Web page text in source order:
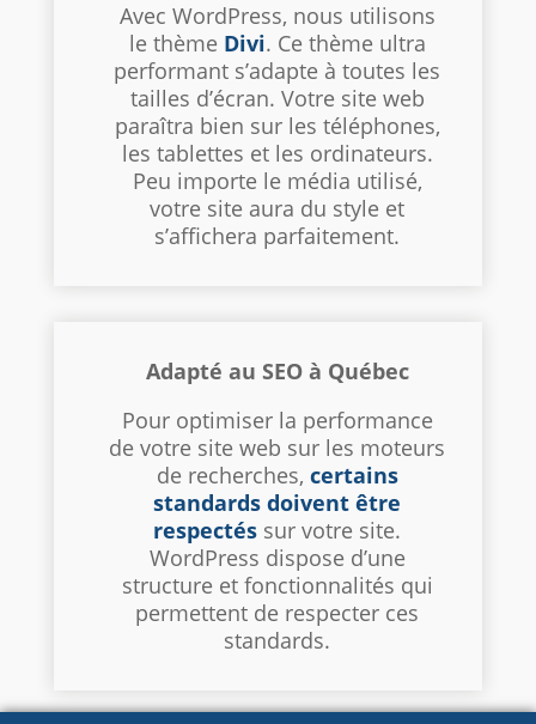
Avec WordPress, nous utilisons
le thème Divi. Ce thème ultra
performant s’adapte à toutes les
tailles d’écran. Votre site web
paraîtra bien sur les téléphones,
les tablettes et les ordinateurs.
Peu importe le média utilisé,
votre site aura du style et
s’affichera parfaitement.
Adapté au SEO à Québec
Pour optimiser la performance
de votre site web sur les moteurs
de recherches, certains
standards doivent être
respectés sur votre site.
WordPress dispose d’une
structure et fonctionnalités qui
permettent de respecter ces
standards.